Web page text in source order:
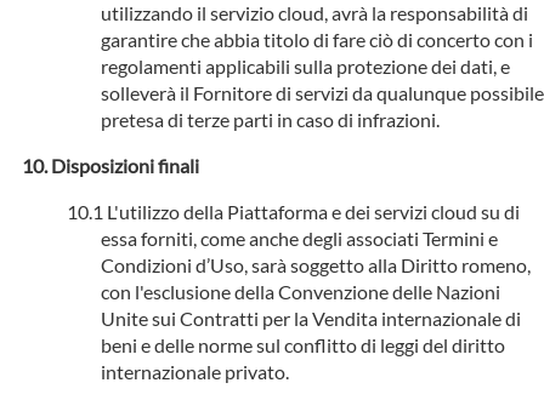
utilizzando il servizio cloud, avrà la responsabilità di
garantire che abbia titolo di fare ciò di concerto con i
regolamenti applicabili sulla protezione dei dati, e
solleverà il Fornitore di servizi da qualunque possibile
pretesa di terze parti in caso di infrazioni.
Disposizioni finali
L'utilizzo della Piattaforma e dei servizi cloud su di
essa forniti, come anche degli associati Termini e
Condizioni d’Uso, sarà soggetto alla Diritto romeno,
con l'esclusione della Convenzione delle Nazioni
Unite sui Contratti per la Vendita internazionale di
beni e delle norme sul conflitto di leggi del diritto
internazionale privato.